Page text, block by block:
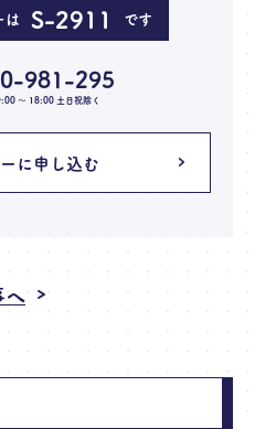
は S-2911 です
981-295
〜 18:00 土日祝除く
に申し込む
へ